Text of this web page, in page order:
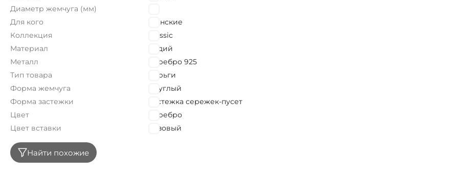
Диаметр жемчуга (мм)
Для кого
Женские
Коллекция
Classic
Материал
Родий
Металл
Серебро 925
Тип товара
Серьги
Форма жемчуга
Круглый
Форма застежки
Застежка сережек-пусет
Цвет
Серебро
Цвет вставки
Розовый
Найти похожие